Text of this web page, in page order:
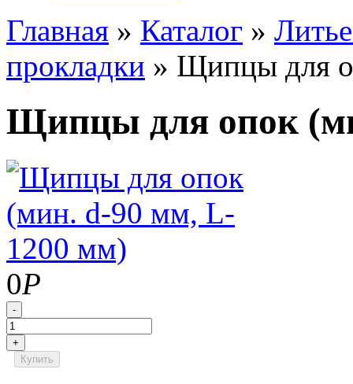
Главная » Каталог »
прокладки » Щипцы для
Щипцы для опок
0Р
-
+
Купить